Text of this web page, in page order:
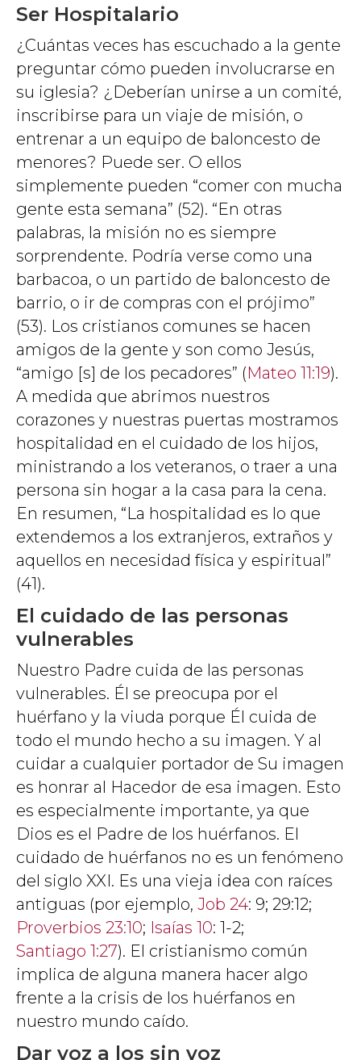
Ser Hospitalario
¿Cuántas veces has escuchado a la gente
preguntar cómo pueden involucrarse en
su iglesia? ¿Deberían unirse a un comité,
inscribirse para un viaje de misión, o
entrenar a un equipo de baloncesto de
menores? Puede ser. O ellos
simplemente pueden “comer con mucha
gente esta semana” (52). “En otras
palabras, la misión no es siempre
sorprendente. Podría verse como una
barbacoa, o un partido de baloncesto de
barrio, o ir de compras con el prójimo”
(53). Los cristianos comunes se hacen
amigos de la gente y son como Jesús,
“amigo [s] de los pecadores” (Mateo 11:19).
A medida que abrimos nuestros
corazones y nuestras puertas mostramos
hospitalidad en el cuidado de los hijos,
ministrando a los veteranos, o traer a una
persona sin hogar a la casa para la cena.
En resumen, “La hospitalidad es lo que
extendemos a los extranjeros, extraños y
aquellos en necesidad física y espiritual”
(41).
El cuidado de las personas
vulnerables
Nuestro Padre cuida de las personas
vulnerables. Él se preocupa por el
huérfano y la viuda porque Él cuida de
todo el mundo hecho a su imagen. Y al
cuidar a cualquier portador de Su imagen
es honrar al Hacedor de esa imagen. Esto
es especialmente importante, ya que
Dios es el Padre de los huérfanos. El
cuidado de huérfanos no es un fenómeno
del siglo XXI. Es una vieja idea con raíces
antiguas (por ejemplo, Job 24: 9; 29:12;
Proverbios 23:10; Isaías 10: 1-2;
Santiago 1:27). El cristianismo común
implica de alguna manera hacer algo
frente a la crisis de los huérfanos en
nuestro mundo caído.
Dar voz a los sin voz